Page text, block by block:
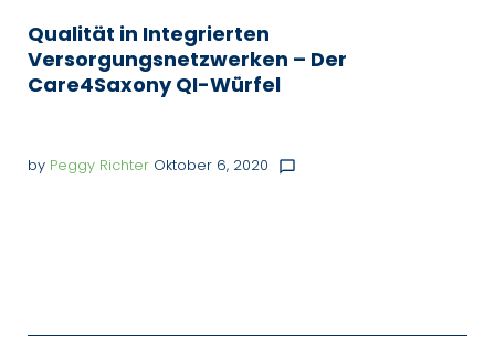
Qualität in Integrierten
Versorgungsnetzwerken – Der
Care4Saxony QI-Würfel
by Peggy Richter Oktober 6, 2020 chat_bubble_outline